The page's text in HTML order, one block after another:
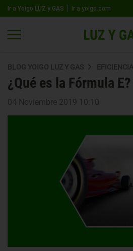
Ir a Yoigo LUZ y GAS Ir a yoigo.com
BLOG YOIGO LUZ Y GAS
¿Qué es la Fórmula E?
04 Noviembre 2019 10:10